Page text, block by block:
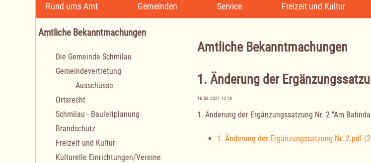
Navigation
überspringen
Rund ums Amt Gemeinden Service Freizeit und Kultur
Amtliche Bekanntmachungen
1. Änderung der
16.08.2021 12:18
1. Änderung der Ergänzungssatzung Nr. 2 "Am
1. Änderung der Ergänzungssatzung Nr. 2.pdf
Amtliche Bekanntmachungen
Navigation
überspringen
Die Gemeinde Schmilau
Gemeindevertretung
Ausschüsse
Ortsrecht
Schmilau - Bauleitplanung
Brandschutz
Freizeit und Kultur
Kulturelle Einrichtungen/Vereine